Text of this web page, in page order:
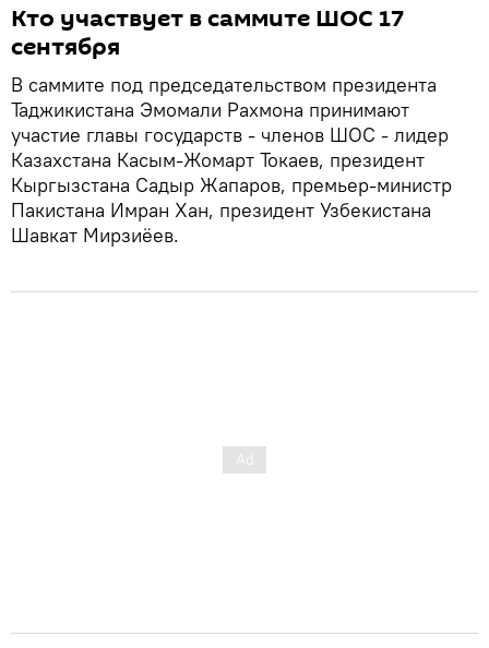
Кто участвует в саммите ШОС 17
сентября
В саммите под председательством президента
Таджикистана Эмомали Рахмона принимают
участие главы государств - членов ШОС - лидер
Казахстана Касым-Жомарт Токаев, президент
Кыргызстана Садыр Жапаров, премьер-министр
Пакистана Имран Хан, президент Узбекистана
Шавкат Мирзиёев.